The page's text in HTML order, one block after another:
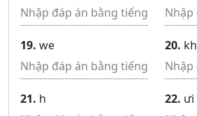
19. we 20. kh
21. h 22. ưi